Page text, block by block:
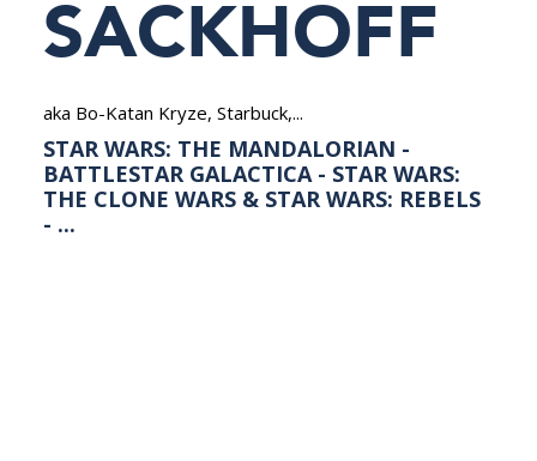
SACKHOFF
aka Bo-Katan Kryze, Starbuck,...
STAR WARS: THE MANDALORIAN -
BATTLESTAR GALACTICA - STAR WARS:
THE CLONE WARS & STAR WARS: REBELS
- ...